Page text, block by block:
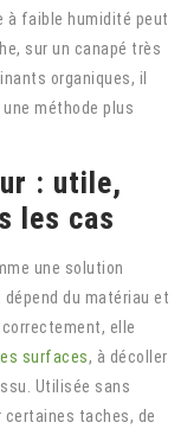
à faible humidité peut
sur un canapé très
organiques, il
méthode plus
: utile,
les cas
une solution
du matériau et
elle
surfaces, à décoller
Utilisée sans
taches, de